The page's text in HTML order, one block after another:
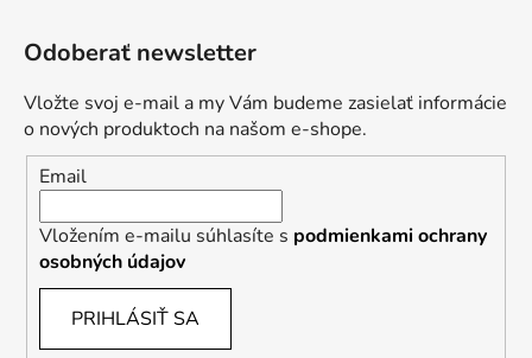
Odoberať newsletter
Vložte svoj e-mail a my Vám budeme zasielať informácie
o nových produktoch na našom e-shope.
Email
Vložením e-mailu súhlasíte s podmienkami ochrany
osobných údajov
PRIHLÁSIŤ SA